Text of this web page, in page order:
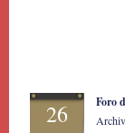
26 Foro